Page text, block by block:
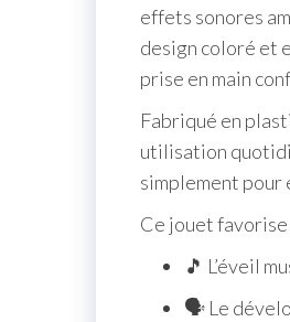
effets sonores
design coloré et
prise en main
Fabriqué en
utilisation
simplement pour
Ce jouet favorise
🎵 L’éveil
🗣 Le